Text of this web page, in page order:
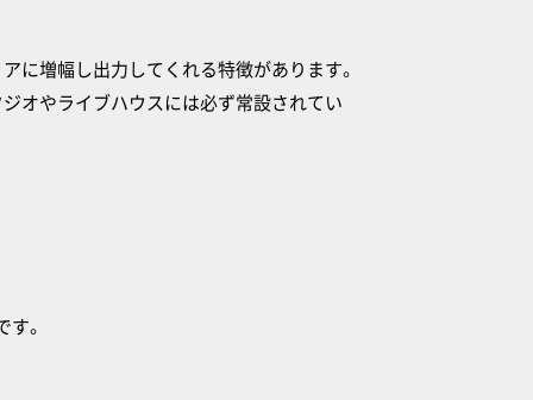
に増幅し出力してくれる特徴があります。
オやライブハウスには必ず常設されてい
。